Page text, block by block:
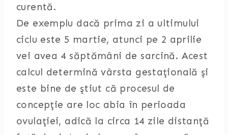
curentă.
De exemplu dacă prima zi a ultimului
ciclu este 5 martie, atunci pe 2 aprilie
vei avea 4 săptămâni de sarcină. Acest
calcul determină vârsta gestaţională şi
este bine de ştiut că procesul de
concepţie are loc abia în perioada
ovulaţiei, adică la circa 14 zile distanţă